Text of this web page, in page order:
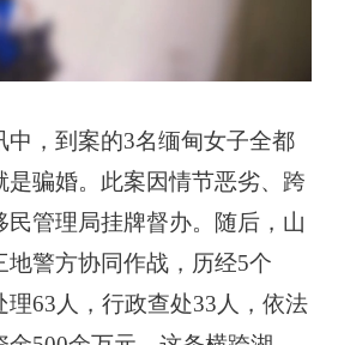
，到案的3名缅甸女子全都
是骗婚。此案因情节恶劣、跨
民管理局挂牌督办。随后，山
地警方协同作战，历经5个
理63人，行政查处33人，依法